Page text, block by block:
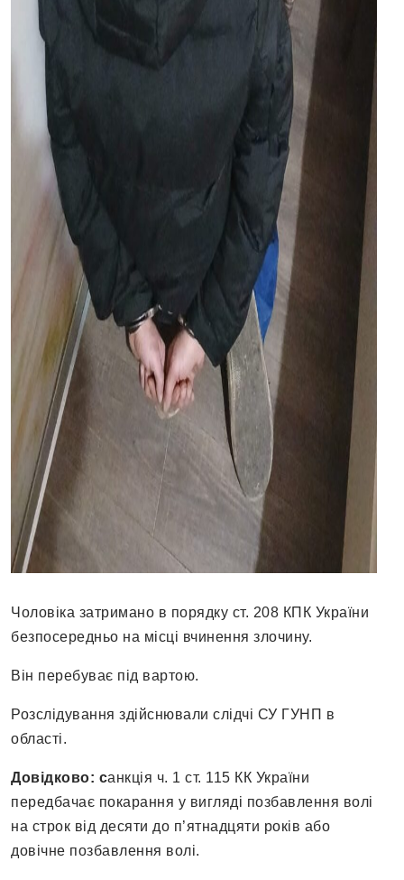
Чоловіка затримано в порядку ст. 208 КПК України
безпосередньо на місці вчинення злочину.
Він перебуває під вартою.
Розслідування здійснювали слідчі СУ ГУНП в
області.
Довідково: санкція ч. 1 ст. 115 КК України
передбачає покарання у вигляді позбавлення волі
на строк від десяти до п’ятнадцяти років або
довічне позбавлення волі.